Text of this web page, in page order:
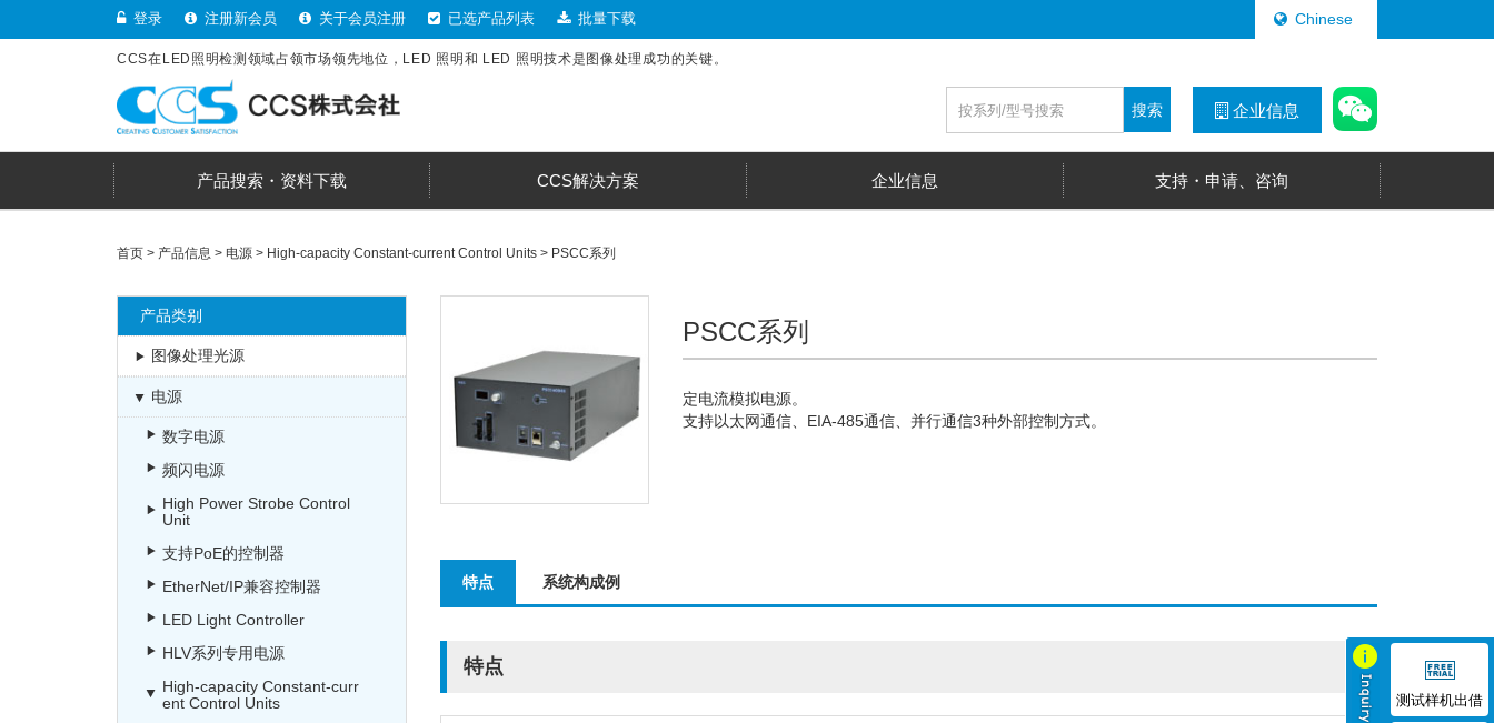
登录 注册新会员 关于会员注册 已选产品列表 批量下载 Chinese
CCS在LED照明检测领域占领市场领先地位，LED 照明和 LED 照明技术是图像处理成功的关键。
企业信息
搜索
产品搜索・资料下载 CCS解决方案 企业信息 支持・申请、咨询
首页 > 产品信息 > 电源 > High-capacity Constant-current Control Units > PSCC系列
PSCC系列
定电流模拟电源。
支持以太网通信、EIA-485通信、并行通信3种外部控制方式。
特点 系统构成例
特点
产品类别
图像处理光源
电源
数字电源
频闪电源
High Power Strobe Control
Unit
支持PoE的控制器
EtherNet/IP兼容控制器
LED Light Controller
HLV系列专用电源
High-capacity Constant-curr
ent Control Units
测试样机出借